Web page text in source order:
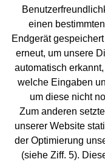
einen
Endgerät
erneut, um unsere
automatisch
welche Eingaben
um diese nicht
Zum anderen
unserer Website
der Optimierung
(siehe Ziff. 5).